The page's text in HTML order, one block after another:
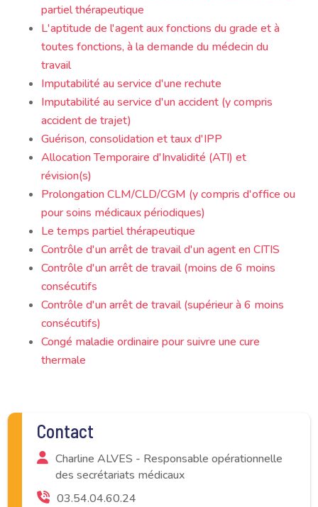
partiel thérapeutique
L'aptitude de l'agent aux fonctions du grade et à
toutes fonctions, à la demande du médecin du
travail
Imputabilité au service d'une rechute
Imputabilité au service d'un accident (y compris
accident de trajet)
Guérison, consolidation et taux d'IPP
Allocation Temporaire d'Invalidité (ATI) et
révision(s)
Prolongation CLM/CLD/CGM (y compris d'office ou
pour soins médicaux périodiques)
Le temps partiel thérapeutique
Contrôle d'un arrêt de travail d'un agent en CITIS
Contrôle d'un arrêt de travail (moins de 6 moins
consécutifs
Contrôle d'un arrêt de travail (supérieur à 6 moins
consécutifs)
Congé maladie ordinaire pour suivre une cure
thermale
Contact
Charline ALVES - Responsable opérationnelle
des secrétariats médicaux
03.54.04.60.24